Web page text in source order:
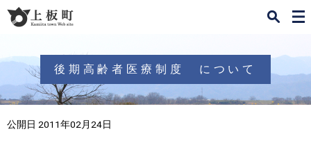
後期高齢者医療制度 について
公開日 2011年02月24日